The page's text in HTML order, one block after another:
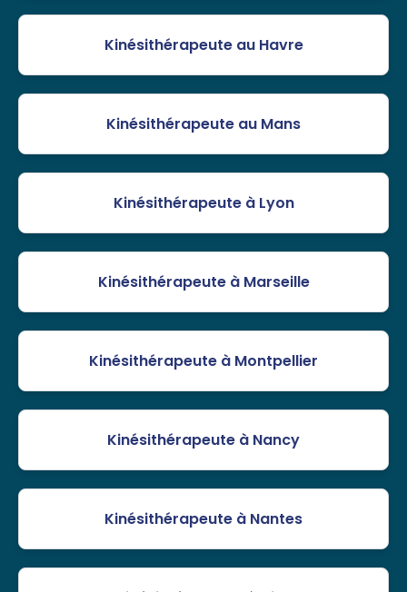
Kinésithérapeute au Havre
Kinésithérapeute au Mans
Kinésithérapeute à Lyon
Kinésithérapeute à Marseille
Kinésithérapeute à Montpellier
Kinésithérapeute à Nancy
Kinésithérapeute à Nantes